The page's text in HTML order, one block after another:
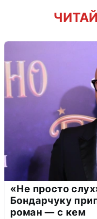
«Не просто
Бондарчуку
роман — с кем